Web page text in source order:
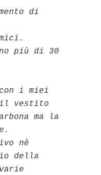
di
più di 30
i miei
vestito
ma la
nè
della